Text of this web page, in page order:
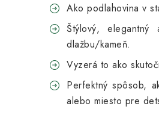
Ako podlahovina v
Štýlový,
dlažbu/kameň.
Vyzerá to ako
Perfektný spôsob,
alebo miesto pre